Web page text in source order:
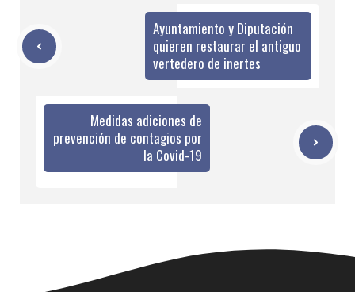
Ayuntamiento y Diputación
quieren restaurar el antiguo
vertedero de inertes
Medidas adiciones de
prevención de contagios por
la Covid-19